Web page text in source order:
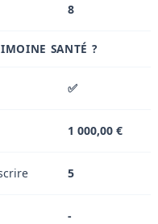
8
SANTÉ ?
✅
1 000,00 €
5
-